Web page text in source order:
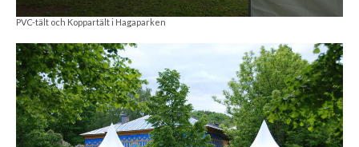
PVC-tält och Koppartält i Hagaparken